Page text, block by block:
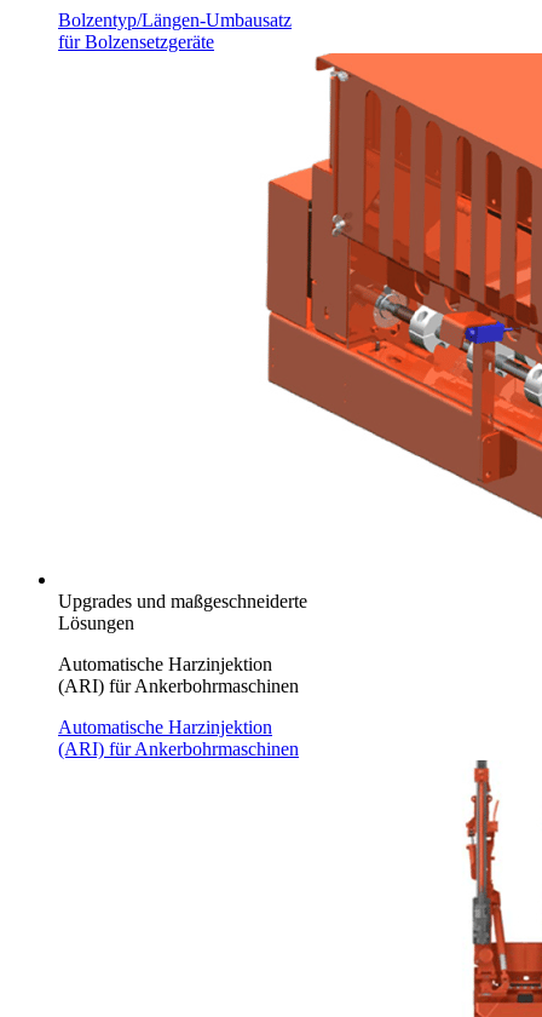
Bolzentyp/Längen-Umbausatz
für Bolzensetzgeräte
Upgrades und maßgeschneiderte
Lösungen
Automatische Harzinjektion
(ARI) für Ankerbohrmaschinen
Automatische Harzinjektion
(ARI) für Ankerbohrmaschinen